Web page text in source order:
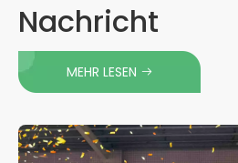
Nachricht
MEHR LESEN